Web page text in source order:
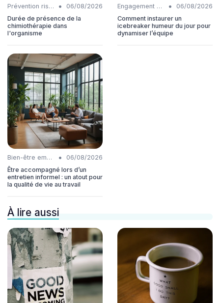
Prévention risques •
06/08/2026
Durée de présence de la
chimiothérapie dans
l'organisme
Engagement collaborateurs •
06/08/2026
Comment instaurer un
icebreaker humeur du jour pour
dynamiser l’équipe
Bien-être employés •
06/08/2026
Être accompagné lors d’un
entretien informel : un atout pour
la qualité de vie au travail
À lire aussi